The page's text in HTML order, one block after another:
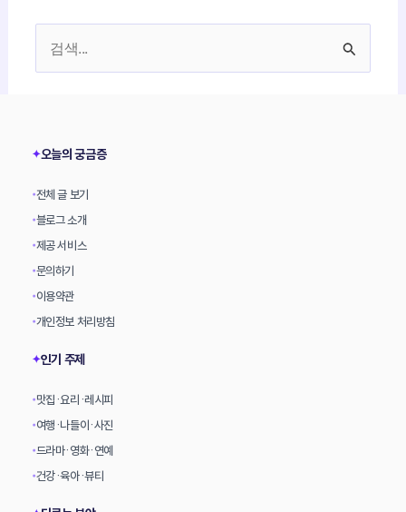
✦오늘의 궁금증
•전체 글 보기
•블로그 소개
•제공 서비스
•문의하기
•이용약관
•개인정보 처리방침
✦인기 주제
•맛집·요리·레시피
•여행·나들이·사진
•드라마·영화·연예
•건강·육아·뷰티